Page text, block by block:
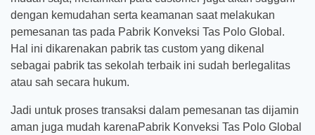
dengan kemudahan serta keamanan saat melakukan
pemesanan tas pada Pabrik Konveksi Tas Polo Global.
Hal ini dikarenakan pabrik tas custom yang dikenal
sebagai pabrik tas sekolah terbaik ini sudah berlegalitas
atau sah secara hukum.
Jadi untuk proses transaksi dalam pemesanan tas dijamin
aman juga mudah karenaPabrik Konveksi Tas Polo Global